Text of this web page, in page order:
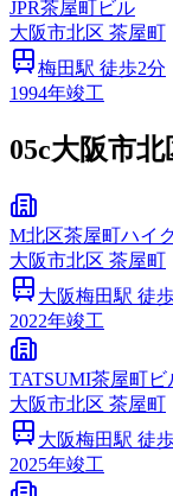
JPR茶屋町ビル
大阪市北区 茶屋町
梅田駅 徒歩2分
1994年竣工
05c大阪市
M北区茶屋町ハイ
大阪市北区 茶屋町
大阪梅田駅 徒
2022年竣工
TATSUMI茶屋町ビ
大阪市北区 茶屋町
大阪梅田駅 徒
2025年竣工